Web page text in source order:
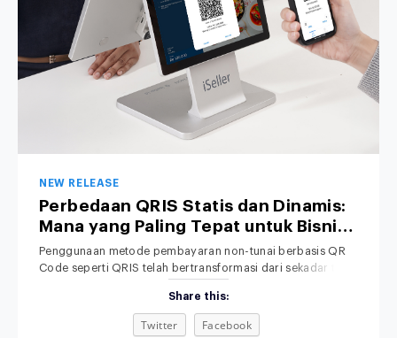
NEW RELEASE
Perbedaan QRIS Statis dan Dinamis:
Mana yang Paling Tepat untuk Bisnis
Anda?
Penggunaan metode pembayaran non-tunai berbasis QR
Code seperti QRIS telah bertransformasi dari sekadar tren
kopi lokal, toko retail pakaian, hingga jaringan restoran
nasional, konsumen kini lebih memilih memindai QR melalui
smartphone daripada membawa uang tunai. Meski
Share this:
Twitter Facebook